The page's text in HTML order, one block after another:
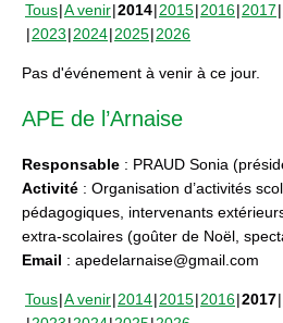
Tous A venir 2014 2015 2016 2017
2023 2024 2025 2026
Pas d'événement à venir à ce jour.
APE de l’Arnaise
Responsable : PRAUD Sonia
Activité : Organisation d’activités
pédagogiques, intervenants
extra-scolaires (goûter de Noël,
Email : apedelarnaise@gmail.com
Tous A venir 2014 2015 2016 2017